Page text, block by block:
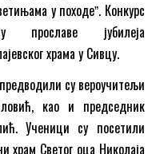
у походеˮ. Конкурс
јубилеја
храма у Сивцу.
су вероучитељи
као и председник
Ученици су посетили
храм Светог оца Николаја